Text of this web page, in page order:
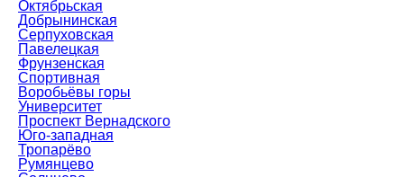
Октябрьская
Добрынинская
Серпуховская
Павелецкая
Фрунзенская
Спортивная
Воробьёвы горы
Университет
Проспект Вернадского
Юго-западная
Тропарёво
Румянцево